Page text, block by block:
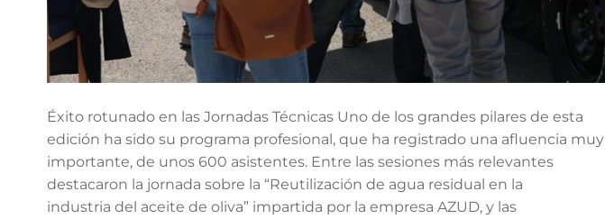
Éxito rotunado en las Jornadas Técnicas Uno de los grandes pilares de esta
edición ha sido su programa profesional, que ha registrado una afluencia muy
importante, de unos 600 asistentes. Entre las sesiones más relevantes
destacaron la jornada sobre la “Reutilización de agua residual en la
industria del aceite de oliva” impartida por la empresa AZUD, y las